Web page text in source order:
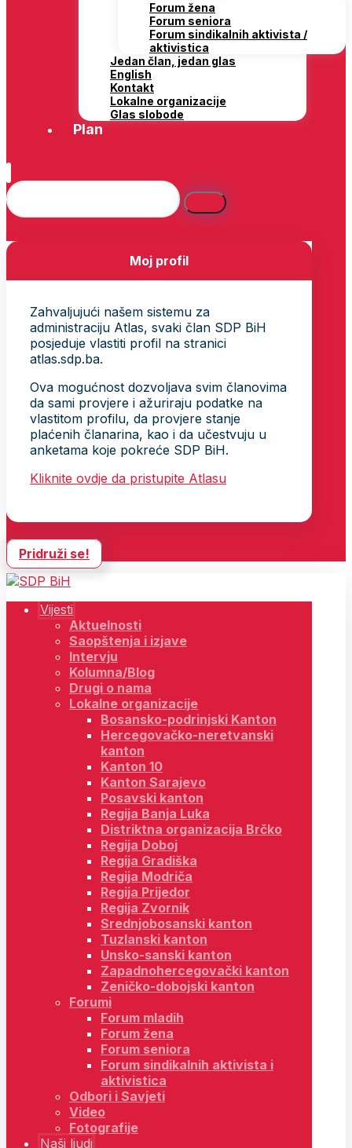
Forum žena
Forum seniora
Forum sindikalnih aktivista /
aktivistica
Jedan član, jedan glas
English
Kontakt
Lokalne organizacije
Glas slobode
Plan
Moj profil
Zahvaljujući našem sistemu za
administraciju Atlas, svaki član SDP BiH
posjeduje vlastiti profil na stranici
atlas.sdp.ba.
Ova mogućnost dozvoljava svim članovima
da sami provjere i ažuriraju podatke na
vlastitom profilu, da provjere stanje
plaćenih članarina, kao i da učestvuju u
anketama koje pokreće SDP BiH.
Kliknite ovdje da pristupite Atlasu
Pridruži se!
Vijesti
Aktuelnosti
Saopštenja i izjave
Intervju
Kolumna/Blog
Drugi o nama
Lokalne organizacije
Bosansko-podrinjski Kanton
Hercegovačko-neretvanski
kanton
Kanton 10
Kanton Sarajevo
Posavski kanton
Regija Banja Luka
Distriktna organizacija Brčko
Regija Doboj
Regija Gradiška
Regija Modriča
Regija Prijedor
Regija Zvornik
Srednjobosanski kanton
Tuzlanski kanton
Unsko-sanski kanton
Zapadnohercegovački kanton
Zeničko-dobojski kanton
Forumi
Forum mladih
Forum žena
Forum seniora
Forum sindikalnih aktivista i
aktivistica
Odbori i Savjeti
Video
Fotografije
Naši ljudi